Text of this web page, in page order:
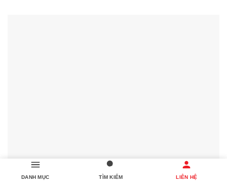
DANH MỤC TÌM KIẾM LIÊN HỆ